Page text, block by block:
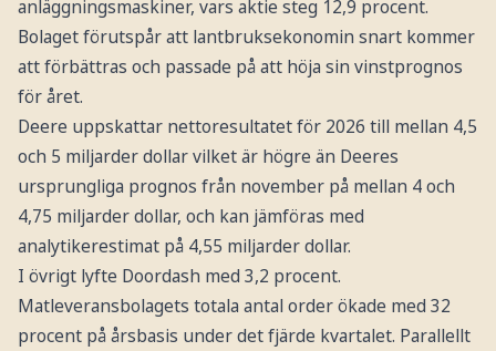
anläggningsmaskiner, vars aktie steg 12,9 procent.
Bolaget förutspår att lantbruksekonomin snart kommer
att förbättras och passade på att höja sin vinstprognos
för året.
Deere uppskattar nettoresultatet för 2026 till mellan 4,5
och 5 miljarder dollar vilket är högre än Deeres
ursprungliga prognos från november på mellan 4 och
4,75 miljarder dollar, och kan jämföras med
analytikerestimat på 4,55 miljarder dollar.
I övrigt lyfte Doordash med 3,2 procent.
Matleveransbolagets totala antal order ökade med 32
procent på årsbasis under det fjärde kvartalet. Parallellt